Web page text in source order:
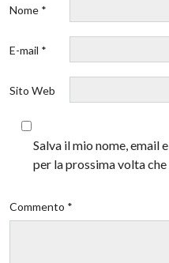
Nome *
E-mail *
Sito Web
Salva il mio nome, email
per la prossima volta che
Commento *